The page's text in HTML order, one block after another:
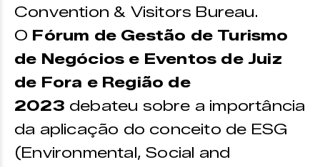
Convention & Visitors Bureau.
O Fórum de Gestão de Turismo
de Negócios e Eventos de Juiz
de Fora e Região de
2023 debateu sobre a importância
da aplicação do conceito de ESG
(Environmental, Social and